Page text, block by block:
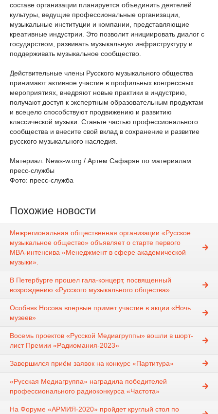
составе организации планируется объединить деятелей
культуры, ведущие профессиональные организации,
музыкальные институции и компании, представляющие
креативные индустрии. Это позволит инициировать диалог с
государством, развивать музыкальную инфраструктуру и
поддерживать музыкальное сообщество.
Действительные члены Русского музыкального общества
принимают активное участие в профильных конгрессных
мероприятиях, внедряют новые практики в индустрию,
получают доступ к экспертным образовательным продуктам
и всецело способствуют продвижению и развитию
классической музыки. Станьте частью профессионального
сообщества и внесите свой вклад в сохранение и развитие
русского музыкального наследия.
Материал: News-w.org / Артем Сафарян по материалам
пресс-службы
Фото: пресс-служба
Похожие новости
Межрегиональная общественная организации «Русское
музыкальное общество» объявляет о старте первого
МВА-интенсива «Менеджмент в сфере академической
музыки».
В Петербурге прошел гала-концерт, посвященный
возрождению «Русского музыкального общества»
Особняк Носова впервые примет участие в акции «Ночь
музеев»
Восемь проектов «Русской Медиагруппы» вошли в шорт-
лист Премии «Радиомания-2023»
Завершился приём заявок на конкурс «Партитура»
«Русская Медиагруппа» наградила победителей
профессионального радиоконкурса «Частота»
На Форуме «АРМИЯ-2020» пройдет круглый стол по